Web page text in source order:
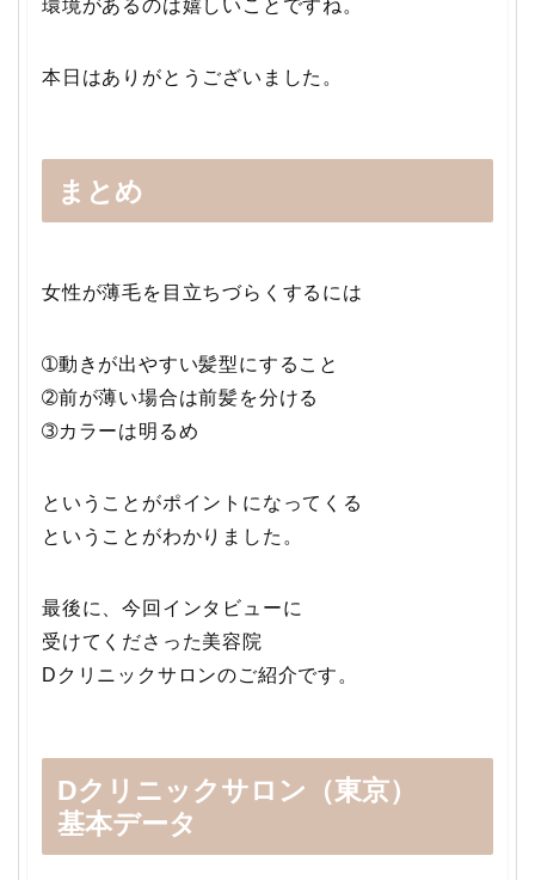
環境があるのは嬉しいことですね。
本日はありがとうございました。
まとめ
女性が薄毛を目立ちづらくするには
➀動きが出やすい髪型にすること
➁前が薄い場合は前髪を分ける
➂カラーは明るめ
ということがポイントになってくる
ということがわかりました。
最後に、今回インタビューに
受けてくださった美容院
Dクリニックサロンのご紹介です。
Dクリニックサロン（東京）
基本データ